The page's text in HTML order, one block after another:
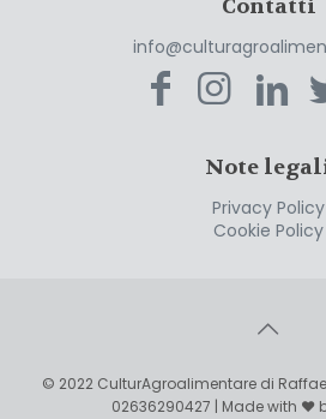
Contatti
Note
Privacy Policy
Cookie Policy
© 2022 CulturAgroalimentare di
02636290427 | Made with ❤